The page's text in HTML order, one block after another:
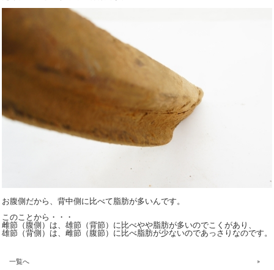
お腹側だから、背中側に比べて脂肪が多いんです。
このことから・・・
雌節（腹側）は、雄節（背節）に比べやや脂肪が多いのでこくがあり、
雄節（背側）は、雌節（腹節）に比べ脂肪が少ないのであっさりなのです。
一覧へ